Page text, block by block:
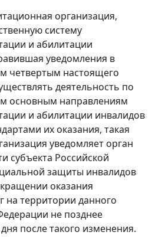
организация,
систему
и абилитации
уведомления в
четвертым настоящего
деятельность по
основным направлениям
и абилитации инвалидов
их оказания, такая
уведомляет орган
субъекта Российской
защиты инвалидов
оказания
на территории данного
не позднее
после такого изменения.